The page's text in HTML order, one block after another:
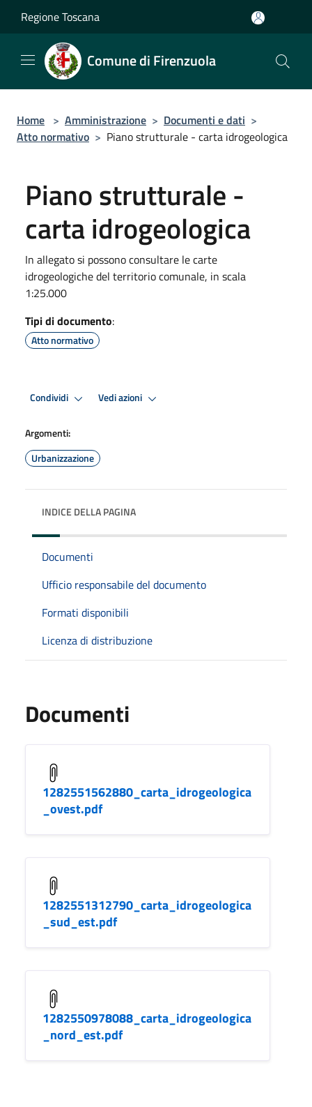
Regione Toscana
Comune di Firenzuola
Home > Amministrazione > Documenti e dati >
Atto normativo > Piano strutturale - carta idrogeologica
Piano strutturale -
carta idrogeologica
In allegato si possono consultare le carte
idrogeologiche del territorio comunale, in scala
1:25.000
Tipi di documento:
Atto normativo
Condividi Vedi azioni
Argomenti:
Urbanizzazione
INDICE DELLA PAGINA
Documenti
Ufficio responsabile del documento
Formati disponibili
Licenza di distribuzione
Documenti
1282551562880_carta_idrogeologica
_ovest.pdf
1282551312790_carta_idrogeologica
_sud_est.pdf
1282550978088_carta_idrogeologica
_nord_est.pdf